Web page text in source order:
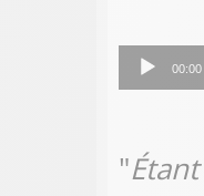
Lecteur
audio
00:00
"